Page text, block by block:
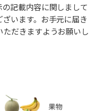
記載内容に関しまして
います。お手元に届き
ただきますようお願いし